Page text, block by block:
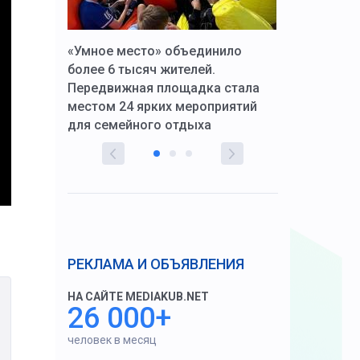
«Умное место» объединило
более 6 тысяч жителей.
Передвижная площадка стала
местом 24 ярких мероприятий
для семейного отдыха
РЕКЛАМА И ОБЪЯВЛЕНИЯ
НА САЙТЕ MEDIAKUB.NET
26 000+
человек в месяц